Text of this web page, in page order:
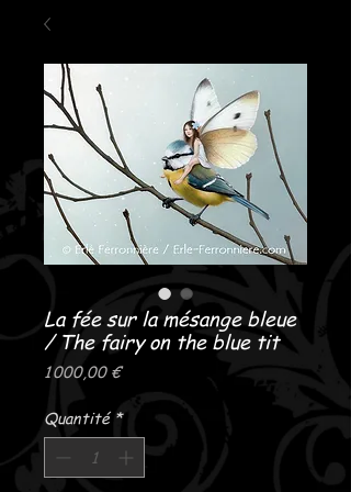
La fée sur la mésange bleue
/ The fairy on the blue tit
1 000,00 €Prix
Quantité *